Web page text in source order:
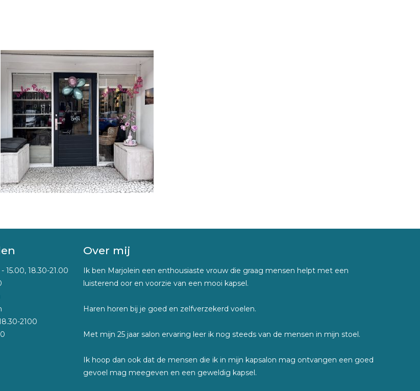
15.00, 18.30-21.00
2100
Over mij
Ik ben Marjolein een enthousiaste vrouw die graag mensen helpt met een
luisterend oor en voorzie van een mooi kapsel.
Haren horen bij je goed en zelfverzekerd voelen.
Met mijn 25 jaar salon ervaring leer ik nog steeds van de mensen in mijn stoel.
Ik hoop dan ook dat de mensen die ik in mijn kapsalon mag ontvangen een goed
gevoel mag meegeven en een geweldig kapsel.